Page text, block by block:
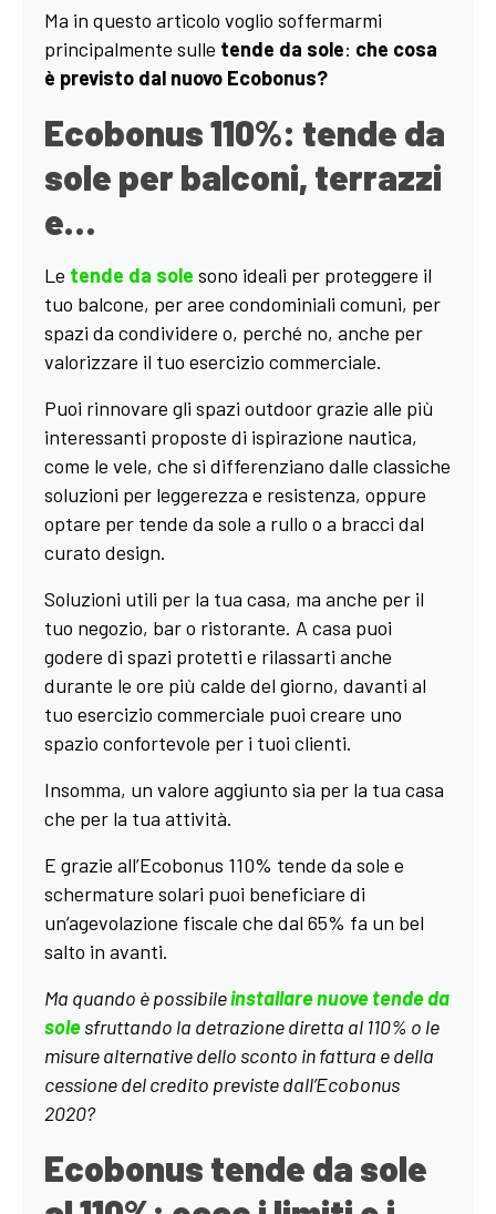
Ma in questo articolo voglio soffermarmi
principalmente sulle tende da sole: che cosa
è previsto dal nuovo Ecobonus?
Ecobonus 110%: tende da
sole per balconi, terrazzi
e…
Le tende da sole sono ideali per proteggere il
tuo balcone, per aree condominiali comuni, per
spazi da condividere o, perché no, anche per
valorizzare il tuo esercizio commerciale.
Puoi rinnovare gli spazi outdoor grazie alle più
interessanti proposte di ispirazione nautica,
come le vele, che si differenziano dalle classiche
soluzioni per leggerezza e resistenza, oppure
optare per tende da sole a rullo o a bracci dal
curato design.
Soluzioni utili per la tua casa, ma anche per il
tuo negozio, bar o ristorante. A casa puoi
godere di spazi protetti e rilassarti anche
durante le ore più calde del giorno, davanti al
tuo esercizio commerciale puoi creare uno
spazio confortevole per i tuoi clienti.
Insomma, un valore aggiunto sia per la tua casa
che per la tua attività.
E grazie all’Ecobonus 110% tende da sole e
schermature solari puoi beneficiare di
un’agevolazione fiscale che dal 65% fa un bel
salto in avanti.
Ma quando è possibileinstallare nuove tende da
solesfruttando la detrazione diretta al 110% o le
misure alternative dello sconto in fattura e della
cessione del credito previste dall’Ecobonus
2020?
Ecobonus tende da sole